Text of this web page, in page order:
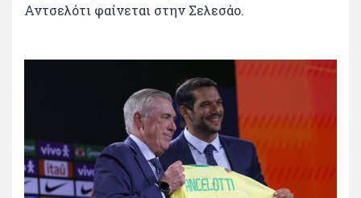
Αντσελότι φαίνεται στην Σελεσάο.